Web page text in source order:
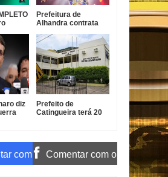
e
ex-
Prefeitura de
Alhandra contrata
por R$ 750 mil para
show da festa da
padroeira
diz
Prefeito de
Catingueira terá 20
irregular de R$ 546
mil
com Comentar com o